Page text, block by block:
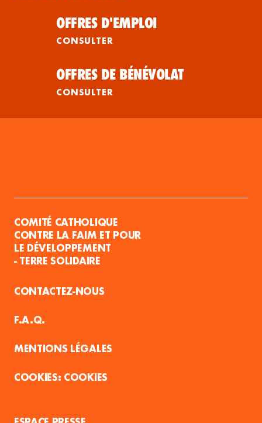
OFFRES D'EMPLOI
CONSULTER
OFFRES DE BÉNÉVOLAT
CONSULTER
COMITÉ CATHOLIQUE
CONTRE LA FAIM ET POUR
LE DÉVELOPPEMENT
- TERRE SOLIDAIRE
CONTACTEZ-NOUS
F.A.Q.
MENTIONS LÉGALES
COOKIES